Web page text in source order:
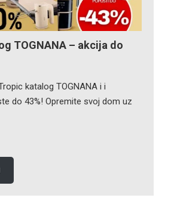
TOGNANA – akcija do
katalog TOGNANA i i
do 43%! Opremite svoj dom uz